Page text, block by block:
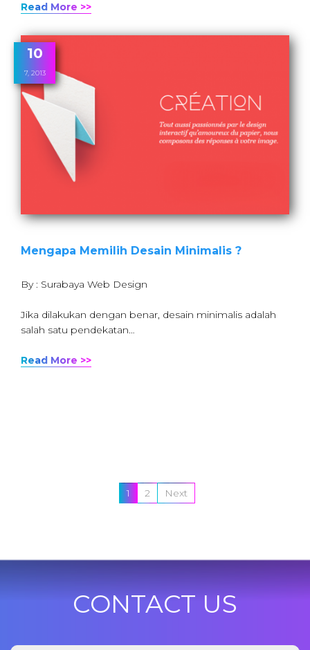
Read More >>
10
7, 2013
Mengapa Memilih Desain Minimalis ?
By : Surabaya Web Design
Jika dilakukan dengan benar, desain minimalis adalah
salah satu pendekatan…
Read More >>
1 2 Next
CONTACT US